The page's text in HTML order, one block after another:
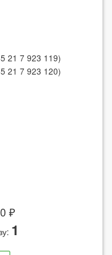
21 7 923 119)
21 7 923 120)
₽
1